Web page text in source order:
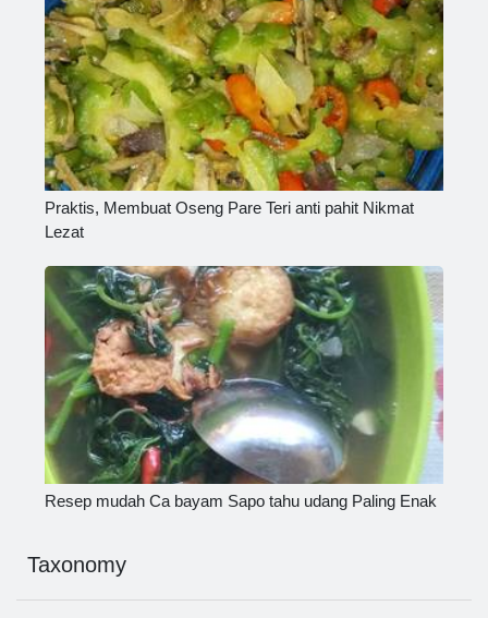
Praktis, Membuat Oseng Pare Teri anti pahit Nikmat
Lezat
Resep mudah Ca bayam Sapo tahu udang Paling Enak
Taxonomy